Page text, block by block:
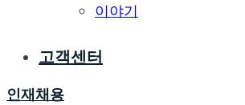
이야기
고객센터
인재채용